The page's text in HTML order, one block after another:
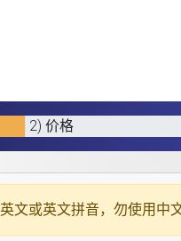
2) 价格
英文或英文拼音，勿使用中